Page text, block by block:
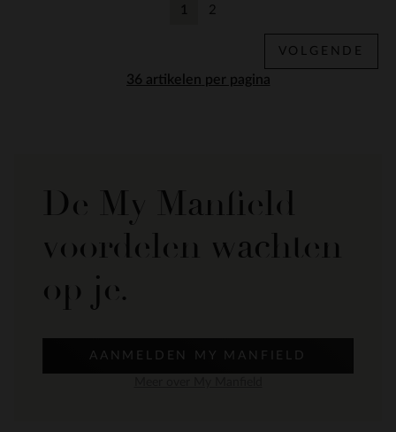
per pagina
1 2
VOLGENDE
De My Manfield
voordelen wachten
op je.
AANMELDEN MY MANFIELD